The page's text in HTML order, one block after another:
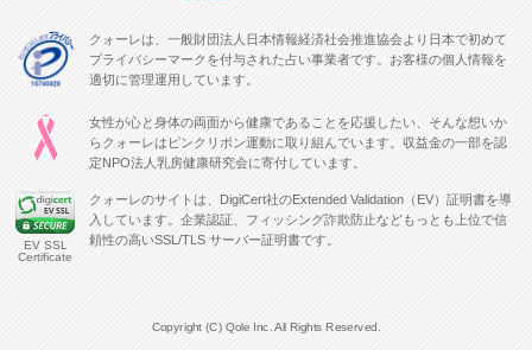
クォーレは、一般財団法人日本情報経済社会推進協会より日本で初めて
プライバシーマークを付与された占い事業者です。お客様の個人情報を
適切に管理運用しています。
女性が心と身体の両面から健康であることを応援したい、そんな想いか
らクォーレはピンクリボン運動に取り組んでいます。収益金の一部を認
定NPO法人乳房健康研究会に寄付しています。
EV SSL
Certificate
クォーレのサイトは、DigiCert社のExtended Validation（EV）証明書を導
入しています。企業認証、フィッシング詐欺防止などもっとも上位で信
頼性の高いSSL/TLS サーバー証明書です。
Copyright (C) Qole Inc. All Rights Reserved.